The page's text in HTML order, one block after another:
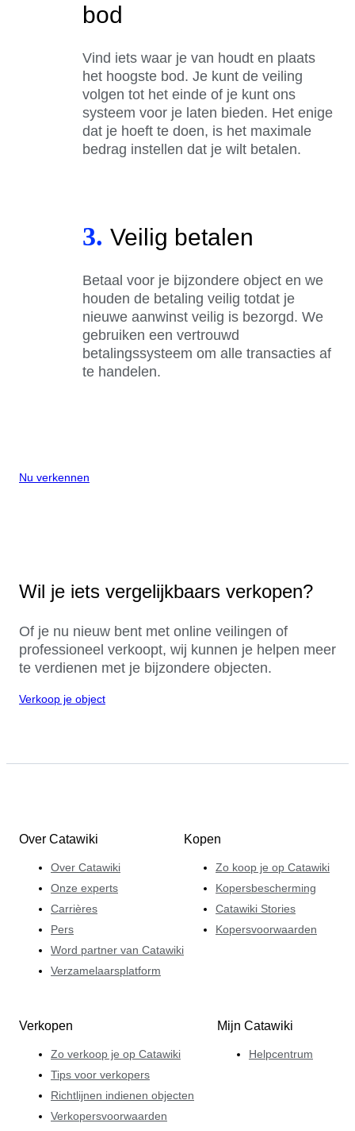
bod
Vind iets waar je van houdt en plaats
het hoogste bod. Je kunt de veiling
volgen tot het einde of je kunt ons
systeem voor je laten bieden. Het enige
dat je hoeft te doen, is het maximale
bedrag instellen dat je wilt betalen.
3. Veilig betalen
Betaal voor je bijzondere object en we
houden de betaling veilig totdat je
nieuwe aanwinst veilig is bezorgd. We
gebruiken een vertrouwd
betalingssysteem om alle transacties af
te handelen.
Nu verkennen
Wil je iets vergelijkbaars verkopen?
Of je nu nieuw bent met online veilingen of
professioneel verkoopt, wij kunnen je helpen meer
te verdienen met je bijzondere objecten.
Verkoop je object
Over Catawiki
Over Catawiki
Onze experts
Carrières
Pers
Word partner van Catawiki
Verzamelaarsplatform
Kopen
Zo koop je op Catawiki
Kopersbescherming
Catawiki Stories
Kopersvoorwaarden
Verkopen
Zo verkoop je op Catawiki
Tips voor verkopers
Richtlijnen indienen objecten
Verkopersvoorwaarden
Mijn Catawiki
Helpcentrum